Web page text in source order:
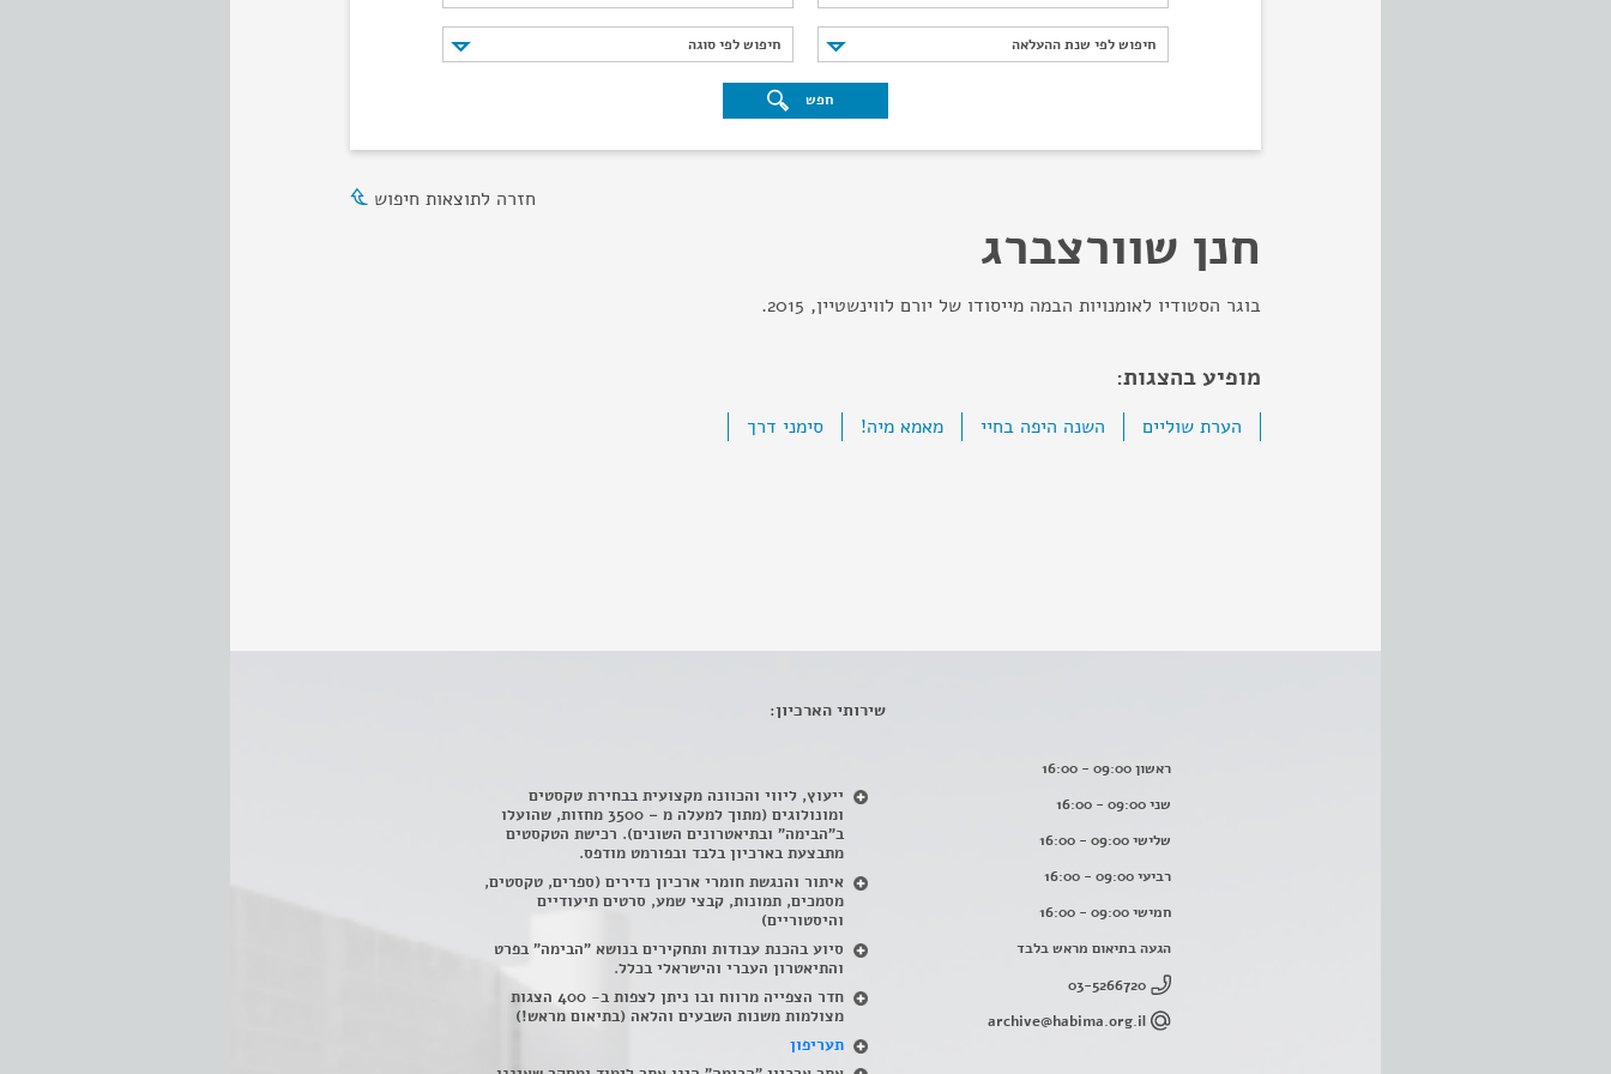
חיפוש לפי שנת ההעלאה
חיפוש לפי שנת ההעלאה חיפוש לפי סוגה
חיפוש לפי סוגה
חפש
חזרה לתוצאות חיפוש
חנן שוורצברג
בוגר הסטודיו לאומנויות הבמה מייסודו של יורם לווינשטיין, 2015.
מופיע בהצגות:
הערת שוליים השנה היפה בחיי מאמא מיה! סימני דרך
ראשון 09:00 - 16:00
שני 09:00 - 16:00
שלישי 09:00 - 16:00
רביעי 09:00 - 16:00
חמישי 09:00 - 16:00
הגעה בתיאום מראש בלבד
03-5266720
archive@habima.org.il
שירותי הארכיון:
ייעוץ, ליווי והכוונה מקצועית בבחירת טקסטים
ומונולוגים (מתוך למעלה מ – 3500 מחזות, שהועלו
ב"הבימה" ובתיאטרונים השונים). רכישת הטקסטים
מתבצעת בארכיון בלבד ובפורמט מודפס.
איתור והנגשת חומרי ארכיון נדירים (ספרים, טקסטים,
מסמכים, תמונות, קבצי שמע, סרטים תיעודיים
והיסטוריים)
סיוע בהכנת עבודות ותחקירים בנושא "הבימה" בפרט
והתיאטרון העברי והישראלי בכלל.
חדר הצפייה מרווח ובו ניתן לצפות ב- 400 הצגות
מצולמות משנות השבעים והלאה (בתיאום מראש!)
תעריפון